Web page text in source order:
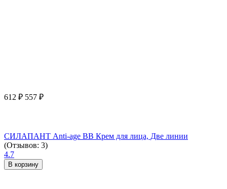
612 ₽ 557 ₽
СИЛАПАНТ Anti-age ВВ Крем для лица, Две линии
(Отзывов: 3)
4.7
В корзину